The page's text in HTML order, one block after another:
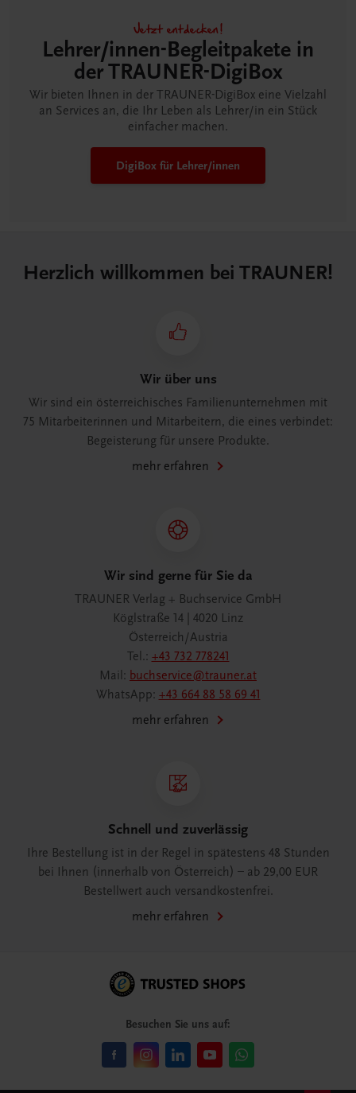
Jetzt entdecken!
Lehrer/innen-Begleitpakete in
der TRAUNER-DigiBox
Wir bieten Ihnen in der TRAUNER-DigiBox eine Vielzahl
an Services an, die Ihr Leben als Lehrer/in ein Stück
einfacher machen.
DigiBox für Lehrer/innen
Herzlich willkommen bei TRAUNER!
Wir über uns
Wir sind ein österreichisches Familienunternehmen mit
75 Mitarbeiterinnen und Mitarbeitern, die eines verbindet:
Begeisterung für unsere Produkte.
mehr erfahren
Wir sind gerne für Sie da
TRAUNER Verlag + Buchservice GmbH
Köglstraße 14 | 4020 Linz
Österreich/Austria
Tel.: +43 732 778241
Mail: buchservice@trauner.at
WhatsApp: +43 664 88 58 69 41
mehr erfahren
Schnell und zuverlässig
Ihre Bestellung ist in der Regel in spätestens 48 Stunden
bei Ihnen (innerhalb von Österreich) – ab 29,00 EUR
Bestellwert auch versandkostenfrei.
mehr erfahren
Besuchen Sie uns auf: